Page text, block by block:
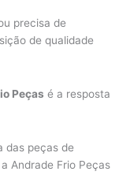
precisa de
de qualidade
Peças é a resposta
das peças de
Andrade Frio Peças